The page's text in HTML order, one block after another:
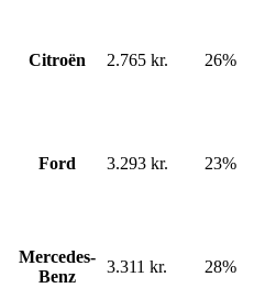
Citroën 2.765 kr. 26%
Ford 3.293 kr. 23%
Mercedes-
Benz
3.311 kr. 28%